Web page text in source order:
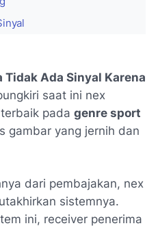
Tidak Ada Sinyal Karena
saat ini nex
pada genre sport
gambar yang jernih dan
dari pembajakan, nex
sistemnya.
ini, receiver penerima